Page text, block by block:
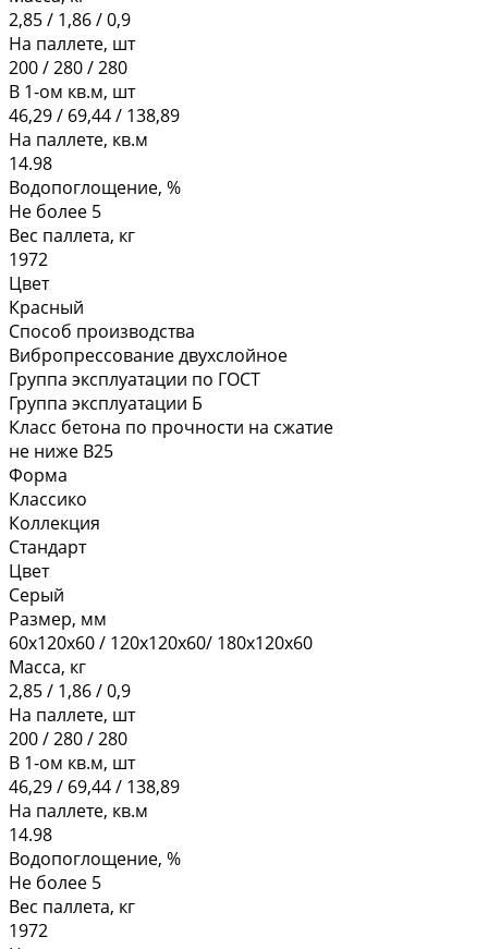
2,85 / 1,86 / 0,9
На паллете, шт
200 / 280 / 280
В 1-ом кв.м, шт
46,29 / 69,44 / 138,89
На паллете, кв.м
14.98
Водопоглощение, %
Не более 5
Вес паллета, кг
1972
Цвет
Красный
Способ производства
Вибропрессование двухслойное
Группа эксплуатации по ГОСТ
Группа эксплуатации Б
Класс бетона по прочности на сжатие
не ниже В25
Форма
Классико
Коллекция
Стандарт
Цвет
Серый
Размер, мм
60х120х60 / 120х120х60/ 180х120х60
Масса, кг
2,85 / 1,86 / 0,9
На паллете, шт
200 / 280 / 280
В 1-ом кв.м, шт
46,29 / 69,44 / 138,89
На паллете, кв.м
14.98
Водопоглощение, %
Не более 5
Вес паллета, кг
1972